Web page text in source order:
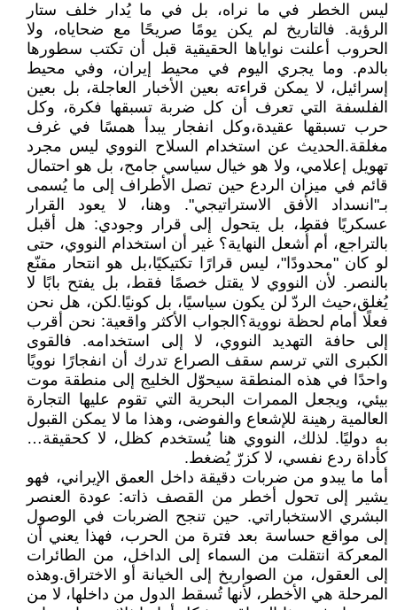
ليس الخطر في ما نراه، بل في ما يُدار خلف ستار
الرؤية. فالتاريخ لم يكن يومًا صريحًا مع ضحاياه، ولا
الحروب أعلنت نواياها الحقيقية قبل أن تكتب سطورها
بالدم. وما يجري اليوم في محيط إيران، وفي محيط
إسرائيل، لا يمكن قراءته بعين الأخبار العاجلة، بل بعين
الفلسفة التي تعرف أن كل ضربة تسبقها فكرة، وكل
حرب تسبقها عقيدة،وكل انفجار يبدأ همسًا في غرف
مغلقة.الحديث عن استخدام السلاح النووي ليس مجرد
تهويل إعلامي، ولا هو خيال سياسي جامح، بل هو احتمال
قائم في ميزان الردع حين تصل الأطراف إلى ما يُسمى
بـ"انسداد الأفق الاستراتيجي". وهنا، لا يعود القرار
عسكريًا فقط، بل يتحول إلى قرار وجودي: هل أقبل
بالتراجع، أم أُشعل النهاية؟ غير أن استخدام النووي، حتى
لو كان "محدودًا"، ليس قرارًا تكتيكيًا،بل هو انتحار مقنّع
بالنصر. لأن النووي لا يقتل خصمًا فقط، بل يفتح بابًا لا
يُغلق،حيث الردّ لن يكون سياسيًا، بل كونيًا.لكن، هل نحن
فعلًا أمام لحظة نووية؟الجواب الأكثر واقعية: نحن أقرب
إلى حافة التهديد النووي، لا إلى استخدامه. فالقوى
الكبرى التي ترسم سقف الصراع تدرك أن انفجارًا نوويًا
واحدًا في هذه المنطقة سيحوّل الخليج إلى منطقة موت
بيئي، ويجعل الممرات البحرية التي تقوم عليها التجارة
العالمية رهينة للإشعاع والفوضى، وهذا ما لا يمكن القبول
به دوليًا. لذلك، النووي هنا يُستخدم كظل، لا كحقيقة…
كأداة ردع نفسي، لا كزرّ يُضغط.
أما ما يبدو من ضربات دقيقة داخل العمق الإيراني، فهو
يشير إلى تحول أخطر من القصف ذاته: عودة العنصر
البشري الاستخباراتي. حين تنجح الضربات في الوصول
إلى مواقع حساسة بعد فترة من الحرب، فهذا يعني أن
المعركة انتقلت من السماء إلى الداخل، من الطائرات
إلى العقول، من الصواريخ إلى الخيانة أو الاختراق.وهذه
المرحلة هي الأخطر، لأنها تُسقط الدول من داخلها، لا من